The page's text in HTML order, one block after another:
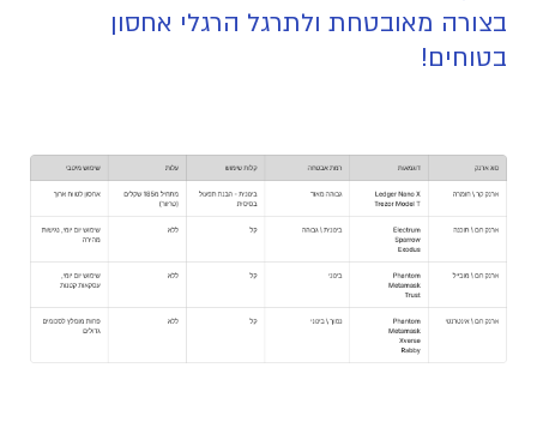
בצורה מאובטחת ולתרגל הרגלי אחסון
בטוחים!